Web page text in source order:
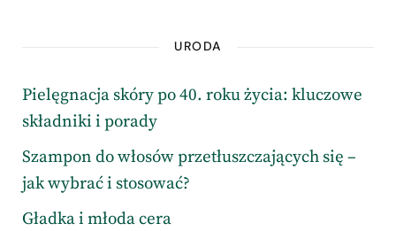
URODA
Pielęgnacja skóry po 40. roku życia: kluczowe
składniki i porady
Szampon do włosów przetłuszczających się –
jak wybrać i stosować?
Gładka i młoda cera